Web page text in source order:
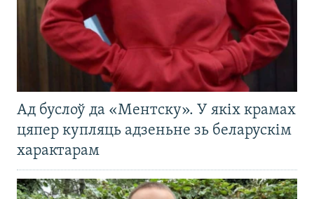
Ад буслоў да «Ментску». У якіх крамах
цяпер купляць адзеньне зь беларускім
характарам